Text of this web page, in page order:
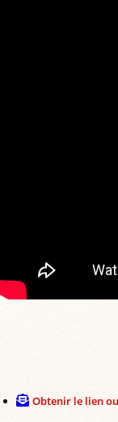
Obtenir le lien